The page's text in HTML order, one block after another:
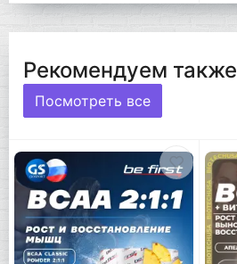
Рекомендуем также
Посмотреть все